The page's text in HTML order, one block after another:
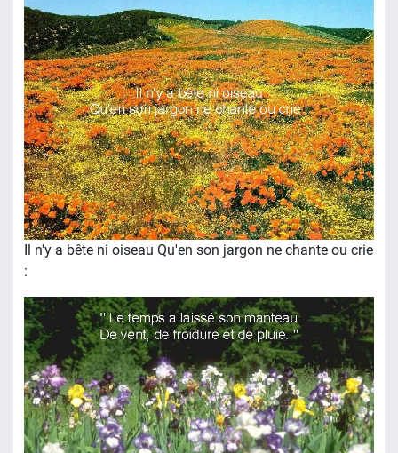
Il n'y a bête ni oiseau Qu'en son jargon ne chante ou crie
: